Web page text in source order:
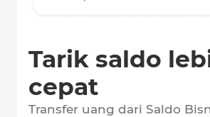
Tarik saldo
cepat
Transfer uang dari Saldo